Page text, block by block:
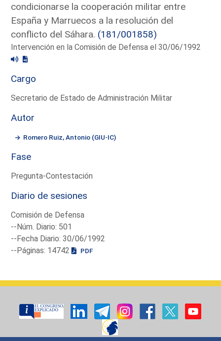
condicionarse la cooperación militar entre
España y Marruecos a la resolución del
conflicto del Sáhara. (181/001858)
Intervención en la Comisión de Defensa el 30/06/1992
Cargo
Secretario de Estado de Administración Militar
Autor
Romero Ruiz, Antonio (GIU-IC)
Fase
Pregunta-Contestación
Diario de sesiones
Comisión de Defensa
--Núm. Diario: 501
--Fecha Diario: 30/06/1992
--Páginas: 14742
PDF